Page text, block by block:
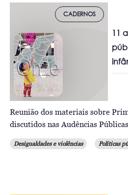
CADERNOS
11
Reunião dos materiais sobre
discutidos nas Audências
Desigualdades e violências Políticas